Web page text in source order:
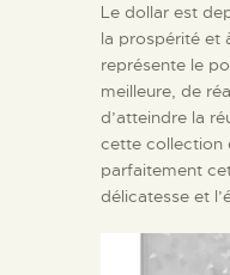
Le dollar est
la prospérité et
représente le
meilleure, de
d’atteindre la
cette collection
parfaitement
délicatesse et